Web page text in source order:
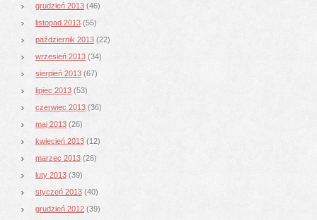
grudzień 2013 (46)
listopad 2013 (55)
październik 2013 (22)
wrzesień 2013 (34)
sierpień 2013 (67)
lipiec 2013 (53)
czerwiec 2013 (36)
maj 2013 (26)
kwiecień 2013 (12)
marzec 2013 (26)
luty 2013 (39)
styczeń 2013 (40)
grudzień 2012 (39)